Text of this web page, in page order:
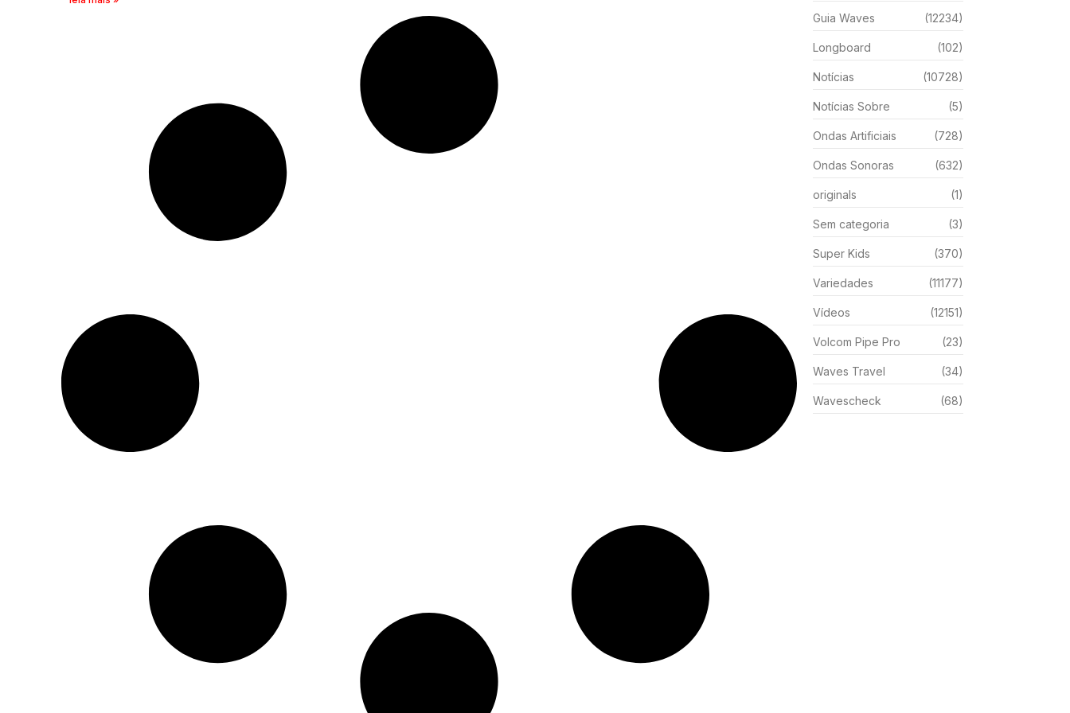
Guia Waves (12234)
Longboard (102)
Notícias (10728)
Notícias Sobre (5)
Ondas Artificiais (728)
Ondas Sonoras (632)
originals (1)
Sem categoria (3)
Super Kids (370)
Variedades (11177)
Vídeos (12151)
Volcom Pipe Pro (23)
Waves Travel (34)
Wavescheck (68)